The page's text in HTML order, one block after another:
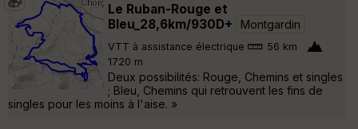
Le Ruban-Rouge et
Bleu_28,6km/930D+
Montgardin
VTT à assistance électrique
56 km
1720 m
Deux possibilités: Rouge, Chemins et singles
; Bleu, Chemins qui retrouvent les fins de
singles pour les moins à l'aise. »